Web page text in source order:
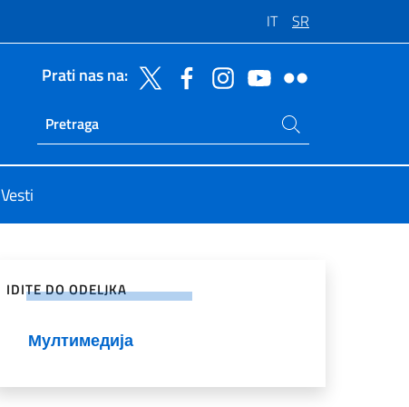
IT SR
Prati nas na:
Ricerca sito live
Potraži na sajtu
Vesti
IDITE DO ODELJKA
Мултимедија